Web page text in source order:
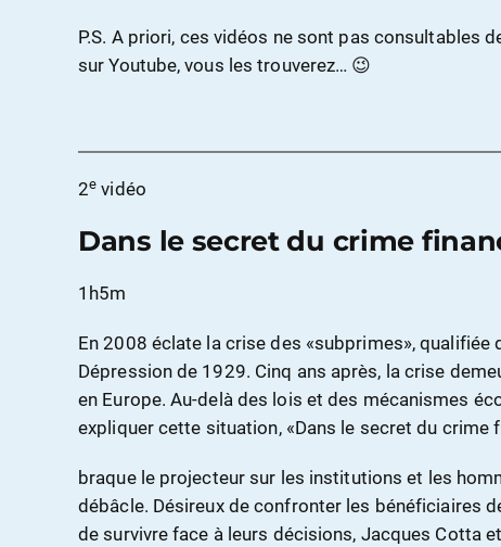
P.S. A priori, ces vidéos ne sont pas consultables
sur Youtube, vous les trouverez… 😉
2e vidéo
Dans le secret du crime
1h5m
En 2008 éclate la crise des «subprimes», qualifiée
Dépression de 1929. Cinq ans après, la crise
en Europe. Au-delà des lois et des mécanismes
expliquer cette situation, «Dans le secret du crime
braque le projecteur sur les institutions et les
débâcle. Désireux de confronter les bénéficiaires
de survivre face à leurs décisions, Jacques Cotta